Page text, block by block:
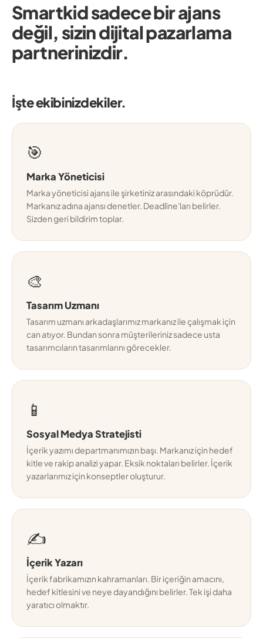
Smartkid sadece bir ajans
değil, sizin dijital pazarlama
partnerinizdir.
İşte ekibinizdekiler.
🎯
Marka Yöneticisi
Marka yöneticisi ajans ile şirketiniz arasındaki köprüdür.
Markanız adına ajansı denetler. Deadline'ları belirler.
Sizden geri bildirim toplar.
🎨
Tasarım Uzmanı
Tasarım uzmanı arkadaşlarımız markanız ile çalışmak için
can atıyor. Bundan sonra müşterileriniz sadece usta
tasarımcıların tasarımlarını görecekler.
📱
Sosyal Medya Stratejisti
İçerik yazımı departmanımızın başı. Markanız için hedef
kitle ve rakip analizi yapar. Eksik noktaları belirler. İçerik
yazarlarımız için konseptler oluşturur.
✍️
İçerik Yazarı
İçerik fabrikamızın kahramanları. Bir içeriğin amacını,
hedef kitlesini ve neye dayandığını belirler. Tek işi daha
yaratıcı olmaktır.